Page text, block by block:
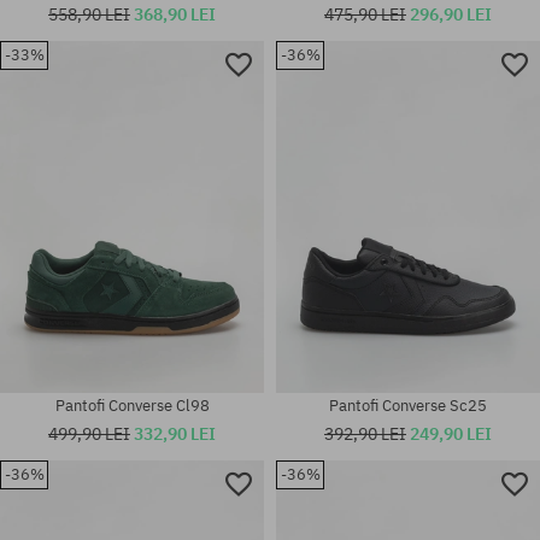
Mărimi existente:
558,90 LEI368,90 LEI 475,90 LEI 296,90 LEI
-33%
Pantofi Converse Cl98
499,90 LEI332,90 LEI
-36%
Pantofi Converse Sc25
392,90 LEI 249,90 LEI
-36% -36%